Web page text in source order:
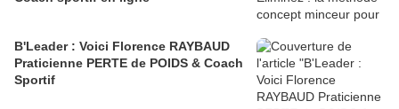
B'Leader : Voici Florence RAYBAUD
Praticienne PERTE de POIDS & Coach
Sportif